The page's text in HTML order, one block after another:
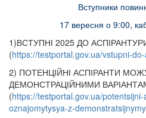
Вступники
17 вересня о 9:00,
1)ВСТУПНІ 2025 ДО
(https://testportal.gov.ua/vstupni-
2) ПОТЕНЦІЙНІ АСПІРАНТИ
ДЕМОНСТРАЦІЙНИМИ
(https://testportal.gov.ua/
oznajomytysya-z-